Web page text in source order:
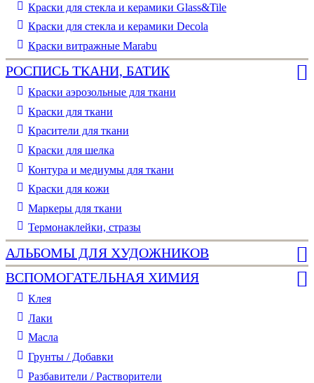
Краски для стекла и керамики Glass&Tile
Краски для стекла и керамики Decola
Краски витражные Marabu
РОСПИСЬ ТКАНИ, БАТИК
Краски аэрозольные для ткани
Краски для ткани
Красители для ткани
Краски для шелка
Контура и медиумы для ткани
Краски для кожи
Маркеры для ткани
Термонаклейки, стразы
АЛЬБОМЫ ДЛЯ ХУДОЖНИКОВ
ВСПОМОГАТЕЛЬНАЯ ХИМИЯ
Клея
Лаки
Масла
Грунты / Добавки
Разбавители / Растворители